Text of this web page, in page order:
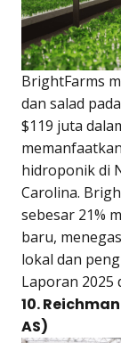
BrightFarms
dan salad
$119 juta
hidroponik di
Carolina.
sebesar 21%
baru,
lokal dan
Laporan 2025
10.
AS)